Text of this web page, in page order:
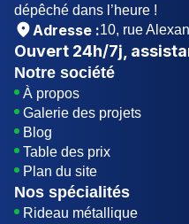
dépêché dans l’heure !
Adresse :10, rue
Ouvert 24h/7j ,
Notre société
À propos
Galerie des projets
Blog
Table des prix
Plan du site
Nos spécialités
Rideau métallique